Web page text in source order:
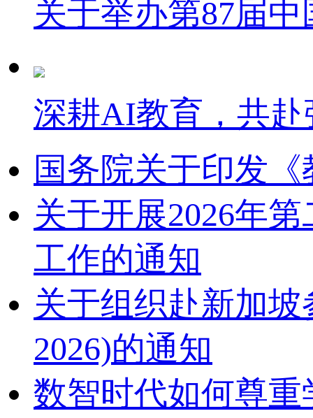
关于举办第87届
深耕AI教育，共
国务院关于印发
关于开展2026年
工作的通知
关于组织赴新加坡
2026)的通知
数智时代如何尊重